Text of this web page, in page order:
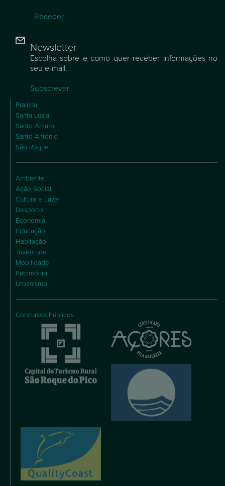
Receber
Newsletter
Escolha sobre e como quer receber informações no
seu e-mail.
Subscrever
Praínha
Santa Luzia
Santo Amaro
Santo António
São Roque
Ambiente
Ação Social
Cultura e Lazer
Desporto
Economia
Educação
Habitação
Juventude
Mobilidade
Património
Urbanismo
Concursos Públicos